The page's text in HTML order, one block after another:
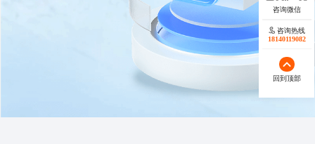
咨询热线
18140119082
回到顶部